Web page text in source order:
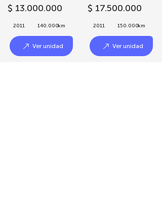
$ 13.000.000
2011 140.000km
Ver unidad
$ 17.500.000
2011 150.000km
Ver unidad